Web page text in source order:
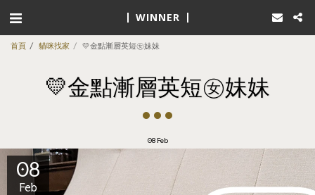
WINNER
首頁 貓咪找家 💛金點漸層英短㊛妹妹
💛金點漸層英短㊛妹妹
08 Feb
08
Feb